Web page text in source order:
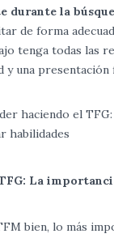
durante la
de forma
tenga todas las
y una presentación
La
bien, lo más